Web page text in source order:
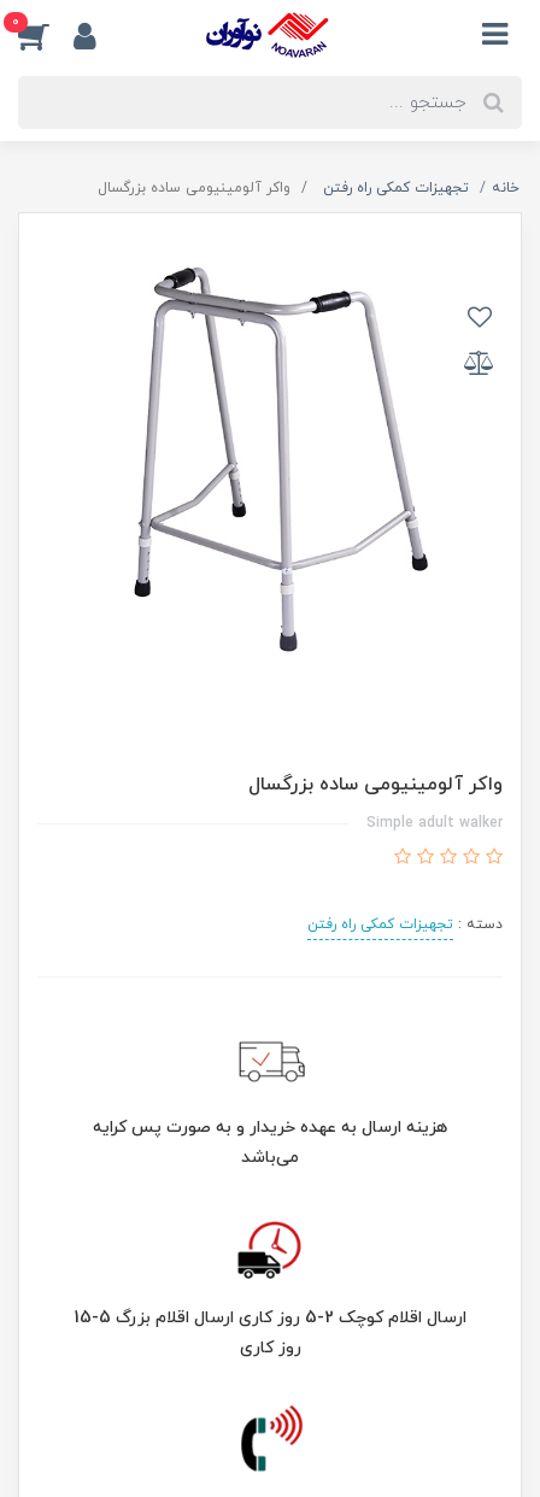
0
خانه تجهیزات کمکی راه رفتن واکر آلومینیومی ساده بزرگسال
واکر آلومینیومی ساده بزرگسال
Simple adult walker
دسته : تجهیزات کمکی راه رفتن
هزینه ارسال به عهده خریدار و به صورت پس کرایه
می‌باشد
ارسال اقلام کوچک 2-5 روز کاری ارسال اقلام بزرگ 5-15
روز کاری